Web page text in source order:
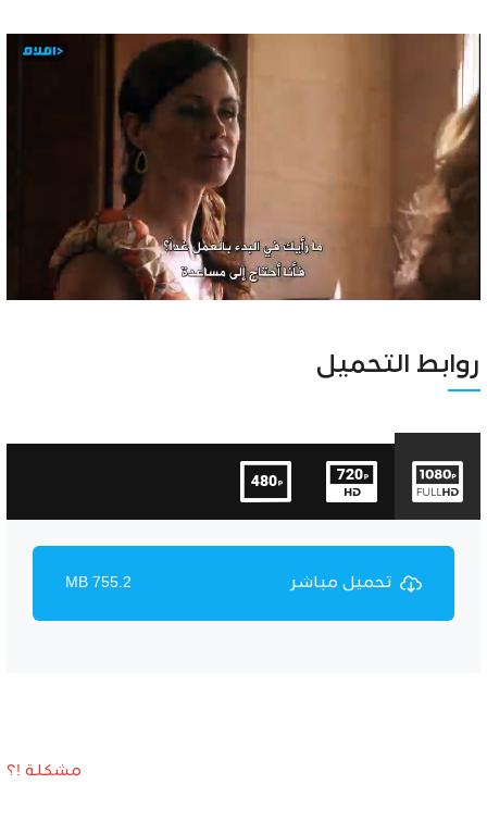
Unmute Settings
روابط التحميل
تحميل مباشر 755.2 MB
مشكلة !؟